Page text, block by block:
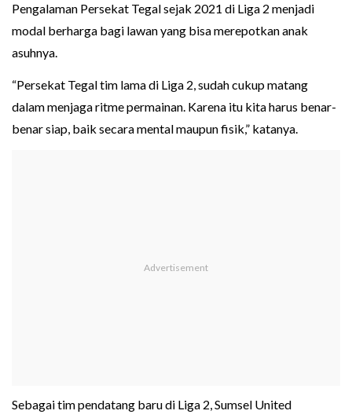
Pengalaman Persekat Tegal sejak 2021 di Liga 2 menjadi
modal berharga bagi lawan yang bisa merepotkan anak
asuhnya.
“Persekat Tegal tim lama di Liga 2, sudah cukup matang
dalam menjaga ritme permainan. Karena itu kita harus benar-
benar siap, baik secara mental maupun fisik,” katanya.
Sebagai tim pendatang baru di Liga 2, Sumsel United